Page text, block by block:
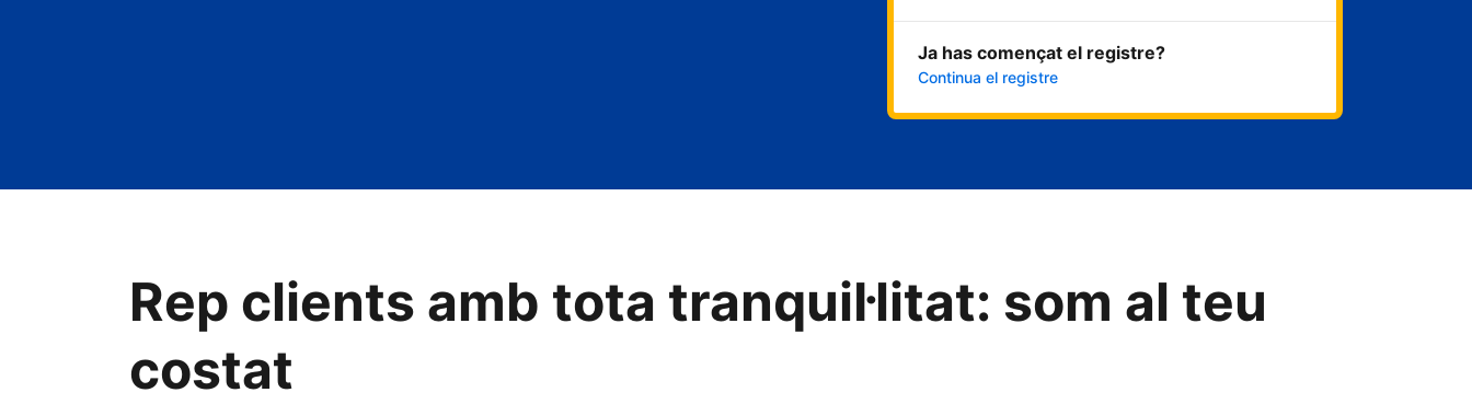
Ja has començat el registre?
Continua el registre
Rep clients amb tota tranquil·litat: som al teu
costat